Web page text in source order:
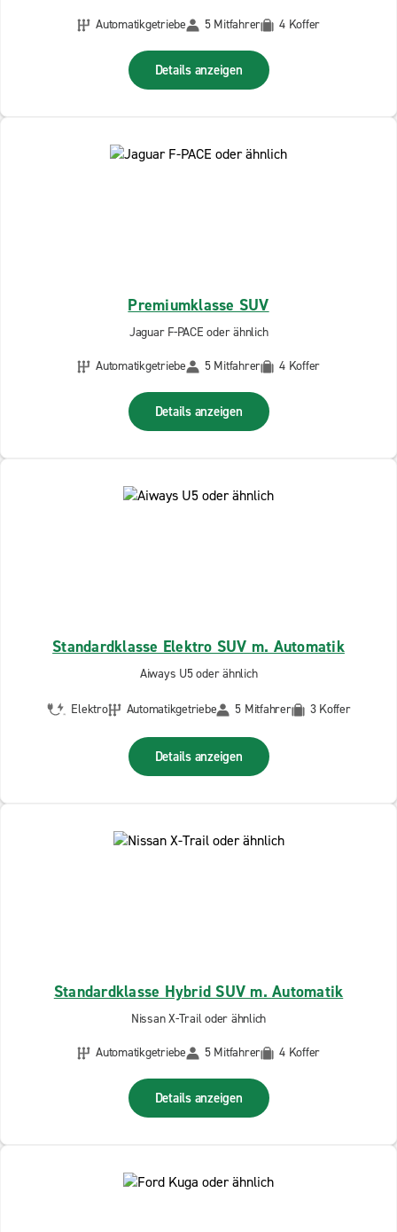
Automatikgetriebe
5 Mitfahrer 4 Koffer
Details anzeigen
Premiumklasse SUV
Jaguar F-PACE oder ähnlich
Automatikgetriebe
5 Mitfahrer 4 Koffer
Details anzeigen
Standardklasse Elektro SUV m. Automatik
Aiways U5 oder ähnlich
Elektro Automatikgetriebe 5 Mitfahrer 3 Koffer
Details anzeigen
Standardklasse Hybrid SUV m. Automatik
Nissan X-Trail oder ähnlich
Automatikgetriebe
5 Mitfahrer 4 Koffer
Details anzeigen